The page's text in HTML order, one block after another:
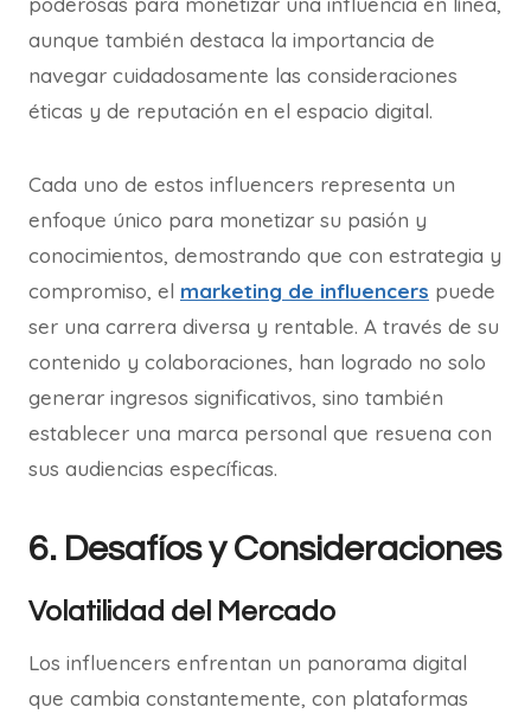
aunque también destaca la importancia de
navegar cuidadosamente las consideraciones
éticas y de reputación en el espacio digital.
Cada uno de estos influencers representa un
enfoque único para monetizar su pasión y
conocimientos, demostrando que con estrategia y
compromiso, el marketing de influencers puede
ser una carrera diversa y rentable. A través de su
contenido y colaboraciones, han logrado no solo
generar ingresos significativos, sino también
establecer una marca personal que resuena con
sus audiencias específicas.
6. Desafíos y Consideraciones
Volatilidad del Mercado
Los influencers enfrentan un panorama digital
que cambia constantemente, con plataformas